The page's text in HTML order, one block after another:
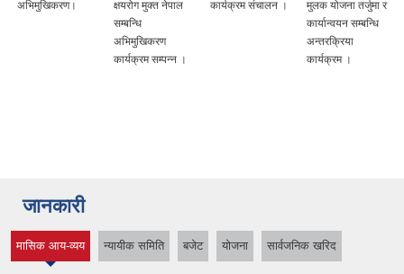
अभिमुखिकरण।
क्षयरोग मुक्त नेपाल
सम्बन्धि
अभिमुखिकरण
कार्यक्रम सम्पन्न ।
कार्यक्रम संचालन ।
मुलक योजना तर्जुमा र
कार्यान्वयन सम्बन्धि
अन्तरक्रिया
कार्यक्रम ।
जानकारी
मासिक आय-व्यय न्यायीक समिति बजेट योजना सार्वजनिक खरिद